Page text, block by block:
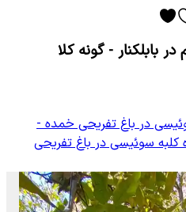
بابلکنار - گونه کلا
در باغ تفریحی خمده -
کلبه سوئیسی در باغ تفریحی